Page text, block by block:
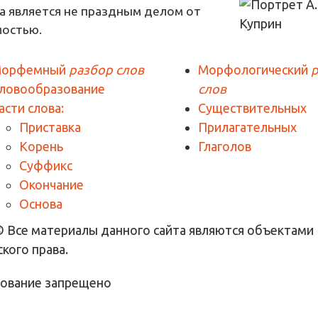
является не праздным делом от
разбор слов
слова:
Приставка
Корень
Суффикс
Окончание
Основа
Морфологический
слов
Существительных
Прилагательных
Глаголов
Все материалы данного сайта являются объектами
права.
запрещено